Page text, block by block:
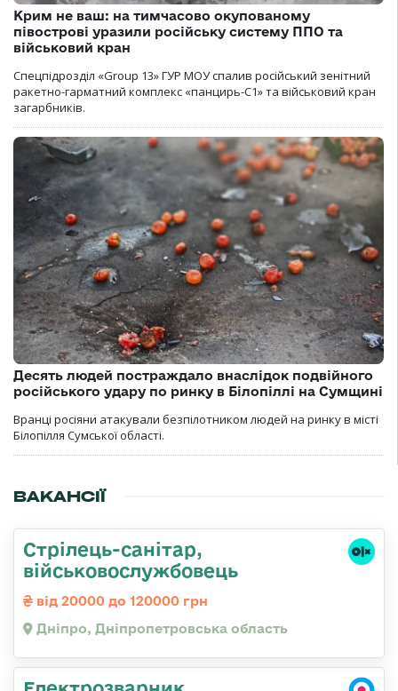
Крим не ваш: на тимчасово окупованому
півострові уразили російську систему ППО та
військовий кран
Спецпідрозділ «Group 13» ГУР МОУ спалив російський зенітний
ракетно-гарматний комплекс «панцирь-С1» та військовий кран
загарбників.
Десять людей постраждало внаслідок подвійного
російського удару по ринку в Білопіллі на Сумщині
Вранці росіяни атакували безпілотником людей на ринку в місті
Білопілля Сумської області.
ВАКАНСІЇ
Стрілець-санітар,
військовослужбовець
від 20000 до 120000 грн
Дніпро, Дніпропетровська область